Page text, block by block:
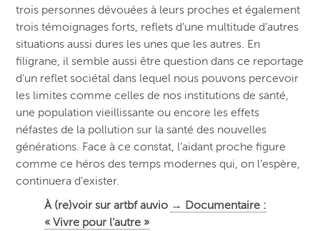
trois personnes dévouées à leurs proches et également
trois témoignages forts, reflets d’une multitude d’autres
situations aussi dures les unes que les autres. En
filigrane, il semble aussi être question dans ce reportage
d’un reflet sociétal dans lequel nous pouvons percevoir
les limites comme celles de nos institutions de santé,
une population vieillissante ou encore les effets
néfastes de la pollution sur la santé des nouvelles
générations. Face à ce constat, l’aidant proche figure
comme ce héros des temps modernes qui, on l’espère,
continuera d’exister.
À (re)voir sur artbf auvio → Documentaire :
« Vivre pour l’autre »